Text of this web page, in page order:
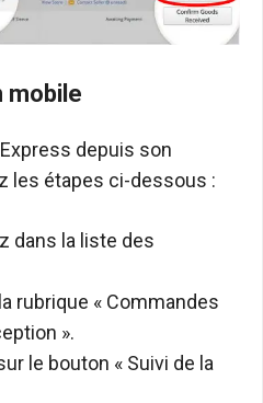
mobile
depuis son
les étapes ci-dessous :
dans la liste des
rubrique « Commandes
».
le bouton « Suivi de la